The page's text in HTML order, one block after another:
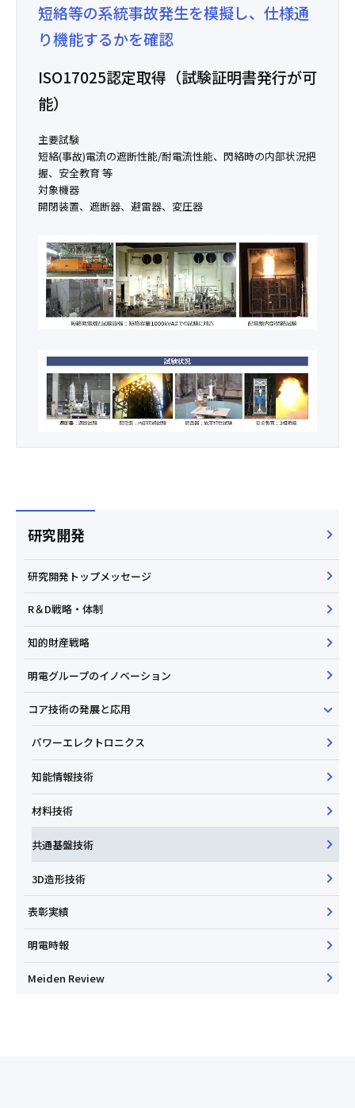
短絡等の系統事故発生を模擬し、仕様通
り機能するかを確認
ISO17025認定取得（試験証明書発行が可
能）
主要試験
短絡(事故)電流の遮断性能/耐電流性能、閃絡時の内部状況把
握、安全教育 等
対象機器
開閉装置、遮断器、避雷器、変圧器
研究開発
研究開発トップメッセージ
R＆D戦略・体制
知的財産戦略
明電グループのイノベーション
コア技術の発展と応用
パワーエレクトロニクス
知能情報技術
材料技術
共通基盤技術
3D造形技術
表彰実績
明電時報
Meiden Review